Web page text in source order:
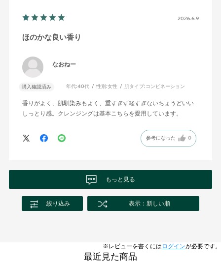
2026.6.9
ほのかな良い香り
なおねー
購入確認済み 年代:40代 性別:女性 肌タイプ: コンビネーション
香りがよく、肌馴染みもよく、重すぎず軽すぎないちょうどいい
しっとり感。クレンジングは基本こちらを愛用しています。
参考になった 0
もっと見る
絞り込み 表示：新しい順
※レビューを書くには ログインが必要です。
最近見た商品